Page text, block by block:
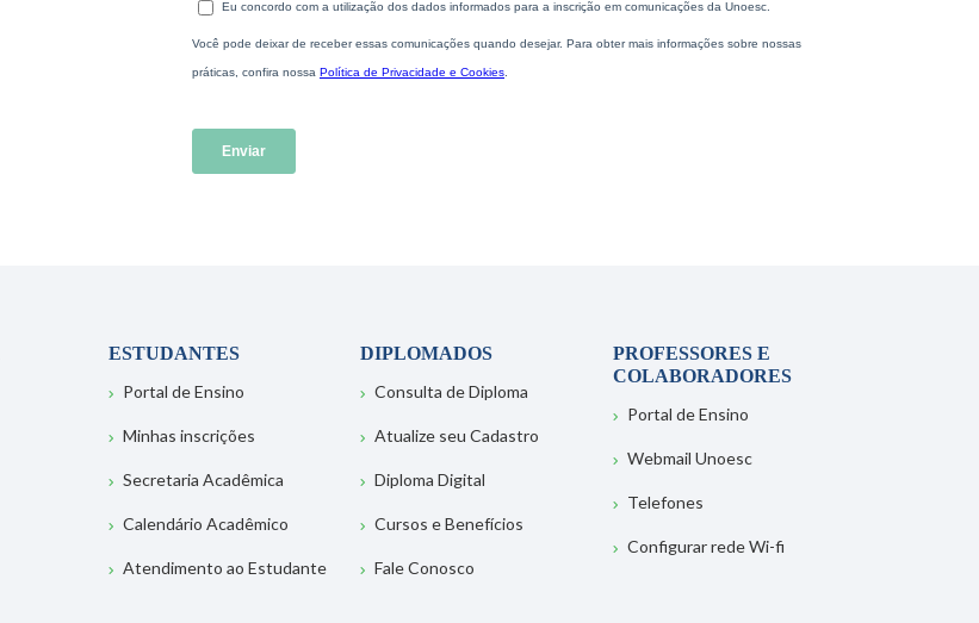
ESTUDANTES
Portal de Ensino
Minhas inscrições
Secretaria Acadêmica
Calendário Acadêmico
Atendimento ao Estudante
DIPLOMADOS
Consulta de Diploma
Atualize seu Cadastro
Diploma Digital
Cursos e Benefícios
Fale Conosco
PROFESSORES E
COLABORADORES
Portal de Ensino
Webmail Unoesc
Telefones
Configurar rede Wi-fi